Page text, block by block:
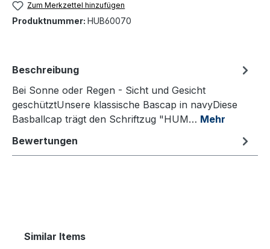
Zum Merkzettel hinzufügen
Produktnummer: HUB60070
Beschreibung
Bei Sonne oder Regen - Sicht und Gesicht
geschütztUnsere klassische Bascap in navyDiese
Basballcap trägt den Schriftzug "HUM… Mehr
Bewertungen
Produktgalerie überspringen
Similar Items